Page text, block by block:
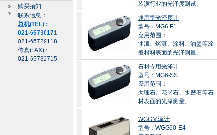
购买须知
联系信息：
总机(TEL)：
021-65730171
021-65729118
传真(FAX)：
021-65732715
装潢行业的光泽度测试。
通用型光泽度计
型号：MG6-F1
应用范围：
油漆、烤漆、涂料、油墨等涂
覆材料表面的光泽测量。
石材专用光泽计
型号：MG6-SS
应用范围：
大理石、花岗石、水磨石等石
材表面的光泽测量。
WGG光泽计
型号：WGG60-E4